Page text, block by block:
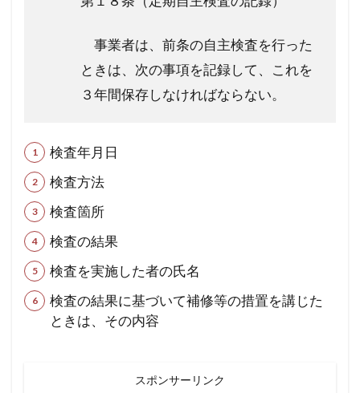
事業者は、前条の自主検査を行った
ときは、次の事項を記録して、これを
３年間保存しなければならない。
検査年月日
検査方法
検査箇所
検査の結果
検査を実施した者の氏名
検査の結果に基づいて補修等の措置を講じた
ときは、その内容
スポンサーリンク